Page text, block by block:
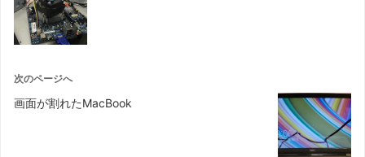
次のページへ
画面が割れたMacBook